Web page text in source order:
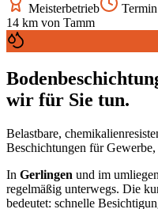
Meisterbetrieb
14 km von Tamm
wir für Sie tun.
Belastbare,
Beschichtungen für
In Gerlingen und im
regelmäßig unterwegs. Die
bedeutet: schnelle